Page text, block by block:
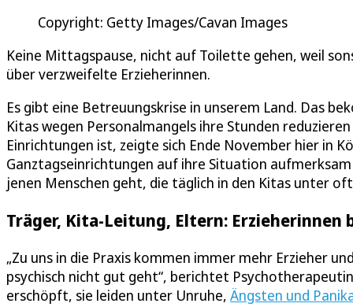
Copyright: Getty Images/Cavan Images
Keine Mittagspause, nicht auf Toilette gehen, weil
über verzweifelte Erzieherinnen.
Es gibt eine Betreuungskrise in unserem Land. Das
Kitas wegen Personalmangels ihre Stunden
Einrichtungen ist, zeigte sich Ende November hier in
Ganztagseinrichtungen auf ihre Situation
jenen Menschen geht, die täglich in den Kitas unter
Träger, Kita-Leitung, Eltern: Erzieherinnen
„Zu uns in die Praxis kommen immer mehr Erzieher
psychisch nicht gut geht“, berichtet
erschöpft, sie leiden unter Unruhe, Ängsten und